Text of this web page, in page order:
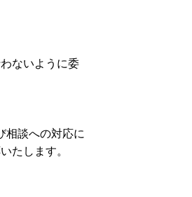
ないように委
相談への対応に
たします。